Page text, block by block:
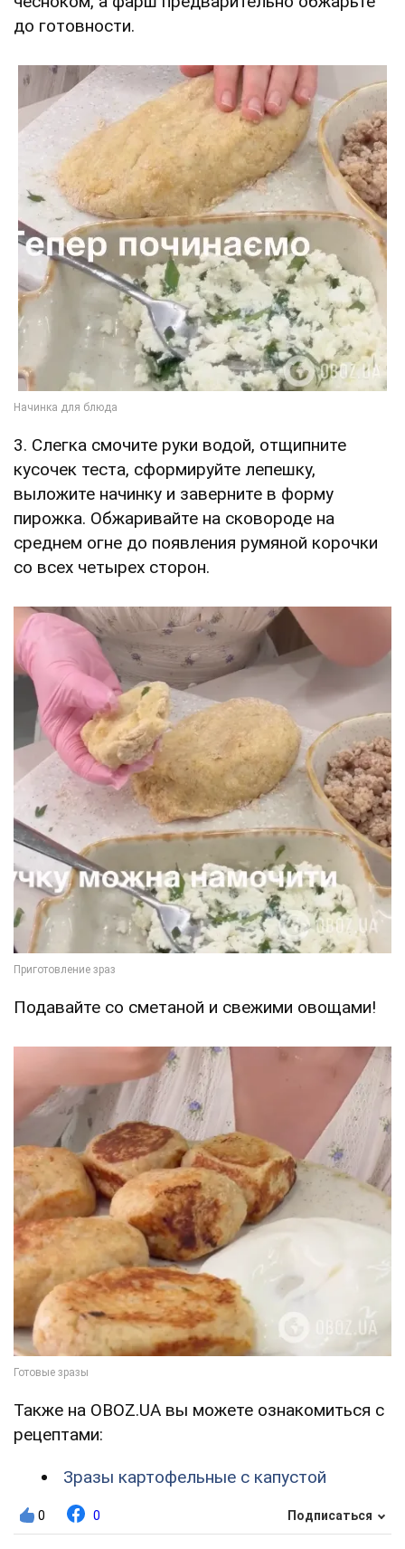
до готовности.
3. Слегка смочите руки водой, отщипните
кусочек теста, сформируйте лепешку,
выложите начинку и заверните в форму
пирожка. Обжаривайте на сковороде на
среднем огне до появления румяной корочки
со всех четырех сторон.
Подавайте со сметаной и свежими овощами!
Также на OBOZ.UA вы можете ознакомиться с
рецептами:
Зразы картофельные с капустой
0 0 Подписаться